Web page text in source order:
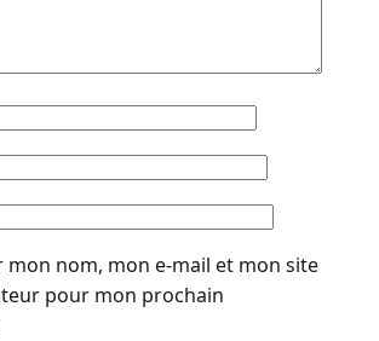
mon nom, mon e-mail et mon site
pour mon prochain